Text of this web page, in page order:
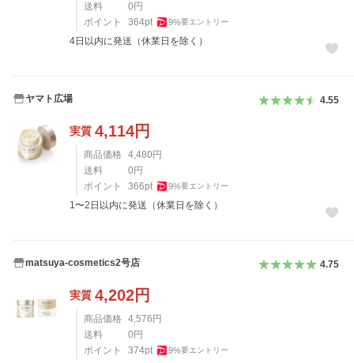
送料
0 円
ポイント
364pt 9%要エントリー
4日以内に発送（休業日を除く）
ヤマト広場 4.55
実質 4,114円
商品価格 4,480 円
送料
0 円
ポイント
366pt 9%要エントリー
1〜2日以内に発送（休業日を除く）
matsuya-cosmetics2号店 4.75
実質 4,202円
商品価格 4,576 円
送料
0 円
ポイント
374pt 9%要エントリー